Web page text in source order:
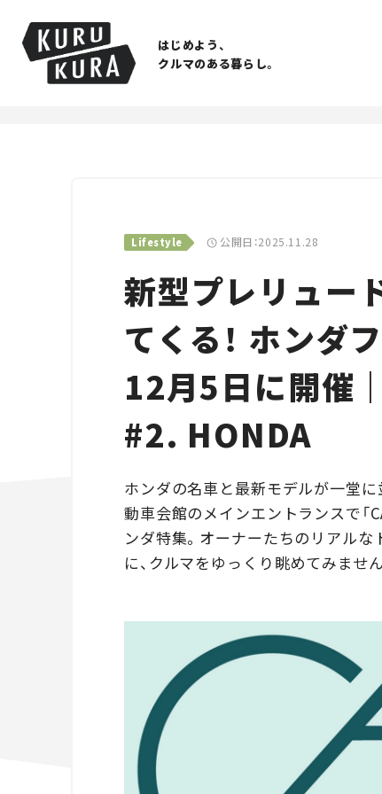
はじめよう、
クルマのある暮らし。
Lifestyle 公開日：2025.11.28
新型プレリュー
てくる！ ホンダ
12月5日に開催
#2. HONDA
ホンダの名車と最新モデルが一堂に
動車会館のメインエントランスで「
ンダ特集。オーナーたちのリアル
に、クルマをゆっくり眺めてみません